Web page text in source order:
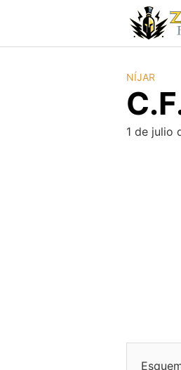
NÍJAR
1 de julio